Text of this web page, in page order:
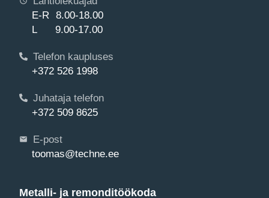
E-R 8.00-18.00
L 9.00-17.00
Telefon kaupluses
+372 526 1998
Juhataja telefon
+372 509 8625
E-post
toomas@techne.ee
Metalli- ja remonditöökoda